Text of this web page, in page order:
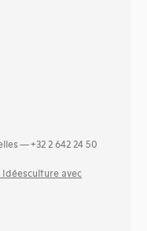
— +32 2 642 24 50
avec